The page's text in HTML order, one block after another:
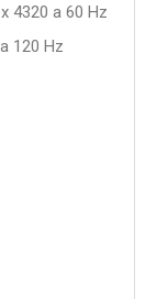
4320 a 60 Hz
120 Hz